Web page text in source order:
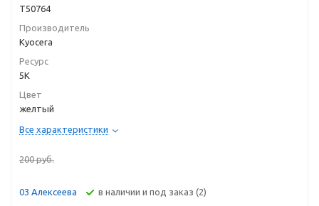
T50764
Производитель
Kyocera
Ресурс
5K
Цвет
желтый
Все характеристики
200руб.
03 Алексеева В наличии и под заказ (2)